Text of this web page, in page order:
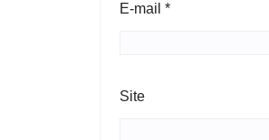
E-mail *
Site